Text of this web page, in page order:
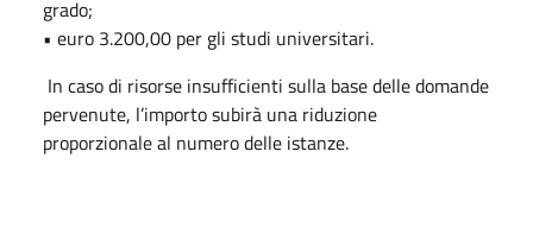
grado;
• euro 3.200,00 per gli studi universitari.
In caso di risorse insufficienti sulla base delle domande
pervenute, l’importo subirà una riduzione
proporzionale al numero delle istanze.